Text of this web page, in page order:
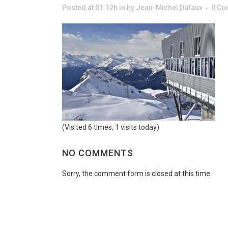
Posted at 01:12h in by Jean-Michel Dufaux 0
(Visited 6 times, 1 visits today)
NO COMMENTS
Sorry, the comment form is closed at this time.